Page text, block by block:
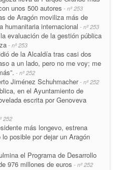
unos 500 autores - nº 253
de Aragón moviliza más de
humanitaria internacional - nº 253
evaluación de la gestión pública
- nº 253
de la Alcaldía tras casi dos
a un lado, pero no me voy; me
- nº 252
Jiménez Schuhmacher- nº 252
en el Ayuntamiento de
escrita por Genoveva
252
más longevo, estrena
posible por dejar un Aragón
el Programa de Desarrollo
976 millones de euros - nº 252